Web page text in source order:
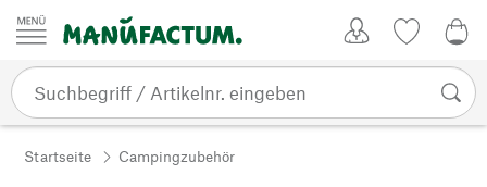
Zum Inhalt springen
Startseite Campingzubehör